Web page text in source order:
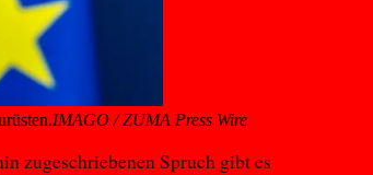
IMAGO / ZUMA Press Wire
zugeschriebenen Spruch gibt es